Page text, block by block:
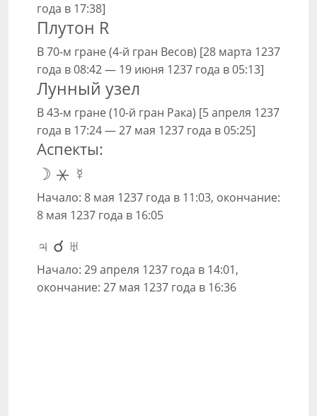
года в 17:38]
Плутон R
В 70-м гране (4-й гран Весов) [28 марта 1237
года в 08:42 — 19 июня 1237 года в 05:13]
Лунный узел
В 43-м гране (10-й гран Рака) [5 апреля 1237
года в 17:24 — 27 мая 1237 года в 05:25]
Аспекты:
☽ ⚹ ☿
Начало: 8 мая 1237 года в 11:03, окончание:
8 мая 1237 года в 16:05
♃ ☌ ♅
Начало: 29 апреля 1237 года в 14:01,
окончание: 27 мая 1237 года в 16:36